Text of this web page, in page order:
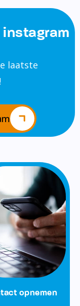
laatste
opnemen